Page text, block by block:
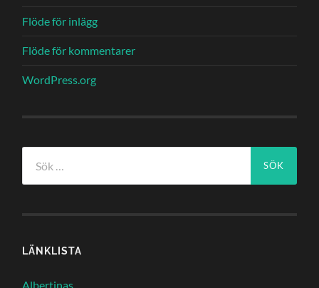
Flöde för inlägg
Flöde för kommentarer
WordPress.org
efter:
LÄNKLISTA
Albertinas